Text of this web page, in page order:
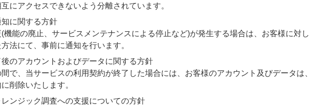
にアクセスできないよう分離されています。
に関する方針
機能の廃止、サービスメンテナンスによる停止など)が発生する場合は、お客様に対し
法にて、事前に通知を行います。
のアカウントおよびデータに関する方針
で、当サービスの利用契約が終了した場合には、お客様のアカウント及びデータは、
削除いたします。
ンジック調査への支援についての方針